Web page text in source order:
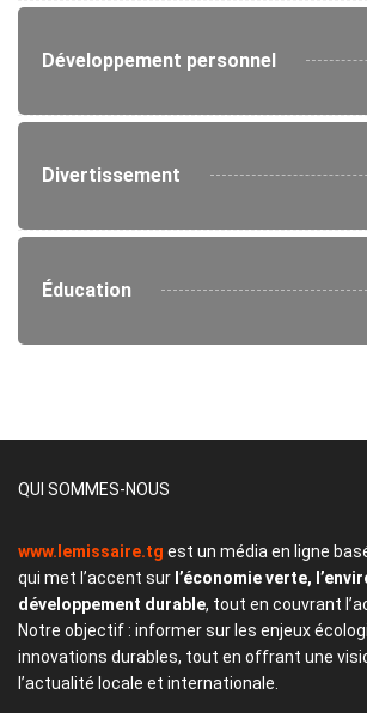
Développement personnel
Divertissement
Éducation
QUI SOMMES-NOUS
www.lemissaire.tg est un média en ligne
qui met l’accent sur l’économie verte,
développement durable, tout en couvrant
Notre objectif : informer sur les enjeux
innovations durables, tout en offrant une
l’actualité locale et internationale.